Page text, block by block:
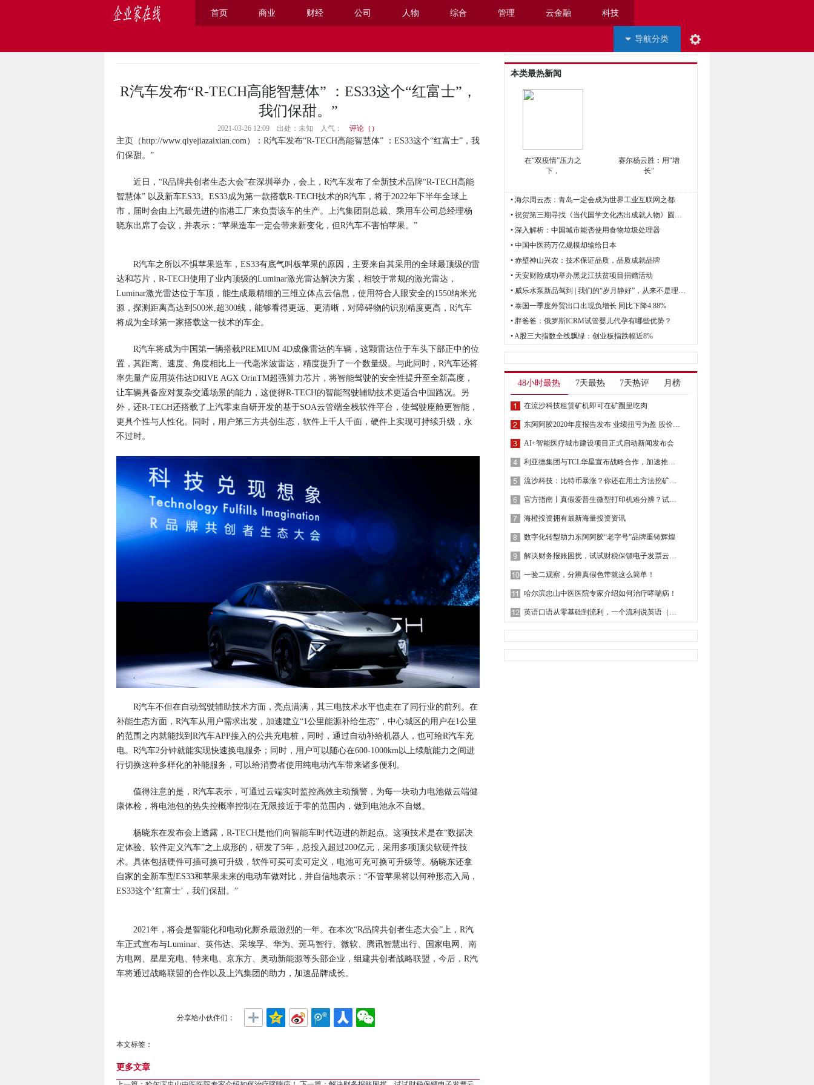
首页 商业 财经 公司 人物 综合 管理 云金融 科技
导航分类
R汽车发布“R-TECH高能智慧体” ：ES33这个“红富士”，
我们保甜。”
2021-03-26 12:09 出处：未知 人气： 评论（ ）
主页 （http://www.qiyejiazaixian.com）：R汽车发布“R-TECH高能智慧体” ：ES33这个“红富士”，我
们保甜。”
近日，“R品牌共创者生态大会”在深圳举办，会上，R汽车发布了全新技术品牌“R-TECH高能
智慧体” 以及新车ES33。ES33成为第一款搭载R-TECH技术的R汽车，将于2022年下半年全球上
市，届时会由上汽最先进的临港工厂来负责该车的生产。上汽集团副总裁、乘用车公司总经理杨
晓东出席了会议，并表示：“苹果造车一定会带来新变化，但R汽车不害怕苹果。”
R汽车之所以不惧苹果造车，ES33有底气叫板苹果的原因，主要来自其采用的全球最顶级的雷
达和芯片，R-TECH使用了业内顶级的Luminar激光雷达解决方案，相较于常规的激光雷达，
Luminar激光雷达位于车顶，能生成最精细的三维立体点云信息，使用符合人眼安全的1550纳米光
源，探测距离高达到500米,超300线，能够看得更远、更清晰，对障碍物的识别精度更高，R汽车
将成为全球第一家搭载这一技术的车企。
R汽车将成为中国第一辆搭载PREMIUM 4D成像雷达的车辆，这颗雷达位于车头下部正中的位
置，其距离、速度、角度相比上一代毫米波雷达，精度提升了一个数量级。与此同时，R汽车还将
率先量产应用英伟达DRIVE AGX OrinTM超强算力芯片，将智能驾驶的安全性提升至全新高度，
让车辆具备应对复杂交通场景的能力，这使得R-TECH的智能驾驶辅助技术更适合中国路况。另
外，还R-TECH还搭载了上汽零束自研开发的基于SOA云管端全栈软件平台，使驾驶座舱更智能，
更具个性与人性化。同时，用户第三方共创生态，软件上千人千面，硬件上实现可持续升级，永
不过时。
R汽车不但在自动驾驶辅助技术方面，亮点满满，其三电技术水平也走在了同行业的前列。在
补能生态方面，R汽车从用户需求出发，加速建立“1公里能源补给生态”，中心城区的用户在1公里
的范围之内就能找到R汽车APP接入的公共充电桩，同时，通过自动补给机器人，也可给R汽车充
电。R汽车2分钟就能实现快速换电服务；同时，用户可以随心在600-1000km以上续航能力之间进
行切换这种多样化的补能服务，可以给消费者使用纯电动汽车带来诸多便利。
值得注意的是，R汽车表示，可通过云端实时监控高效主动预警，为每一块动力电池做云端健
康体检，将电池包的热失控概率控制在无限接近于零的范围内，做到电池永不自燃。
杨晓东在发布会上透露，R-TECH是他们向智能车时代迈进的新起点。这项技术是在“数据决
定体验、软件定义汽车”之上成形的，研发了5年，总投入超过200亿元，采用多项顶尖软硬件技
术。具体包括硬件可插可换可升级，软件可买可卖可定义，电池可充可换可升级等。杨晓东还拿
自家的全新车型ES33和苹果未来的电动车做对比，并自信地表示：“不管苹果将以何种形态入局，
ES33这个‘红富士’，我们保甜。”
2021年，将会是智能化和电动化厮杀最激烈的一年。在本次“R品牌共创者生态大会”上，R汽
车正式宣布与Luminar、英伟达、采埃孚、华为、斑马智行、微软、腾讯智慧出行、国家电网、南
方电网、星星充电、特来电、京东方、奥动新能源等头部企业，组建共创者战略联盟，今后，R汽
车将通过战略联盟的合作以及上汽集团的助力，加速品牌成长。
分享给小伙伴们：
本文标签：
更多文章
本类最热新闻
在“双疫情”压力之
下，
赛尔杨云胜：用“增
长”
• 海尔周云杰：青岛一定会成为世界工业互联网之都
• 祝贺第三期寻找《当代国学文化杰出成就人物》圆满收官
• 深入解析：中国城市能否使用食物垃圾处理器
• 中国中医药万亿规模却输给日本
• 赤壁神山兴农：技术保证品质，品质成就品牌
• 天安财险成功举办黑龙江扶贫项目捐赠活动
• 威乐水泵新品驾到 | 我们的“岁月静好”，从来不是理所当然
• 泰国一季度外贸出口出现负增长 同比下降4.88%
• 胖爸爸：俄罗斯ICRM试管婴儿代孕有哪些优势？
• A股三大指数全线飘绿：创业板指跌幅近8%
48小时最热 7天最热 7天热评 月榜
在流沙科技租赁矿机即可在矿圈里吃肉
东阿阿胶2020年度报告发布 业绩扭亏为盈 股价连续上涨
AI+智能医疗城市建设项目正式启动新闻发布会
利亚德集团与TCL华星宣布战略合作，加速推进显示行业快速发展
流沙科技：比特币暴涨？你还在用土方法挖矿吗？
官方指南丨真假爱普生微型打印机难分辨？试试这三招
海橙投资拥有最新海量投资资讯
数字化转型助力东阿阿胶“老字号”品牌重铸辉煌
解决财务报账困扰，试试财税保镖电子发票云平台
一验二观察，分辨真假色带就这么简单！
哈尔滨忠山中医医院专家介绍如何治疗哮喘病！
英语口语从零基础到流利，一个流利说英语（LAIX）就够了